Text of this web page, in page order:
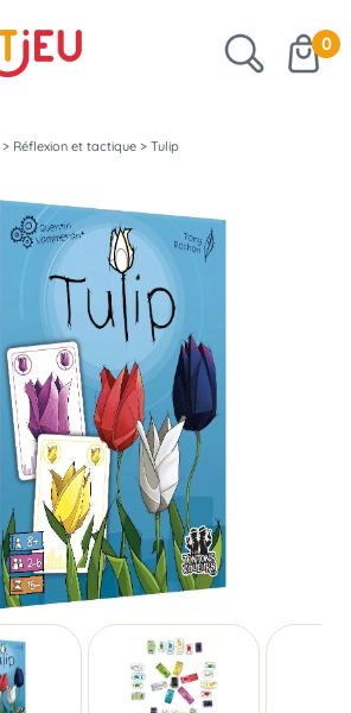
0
> Réflexion et tactique > Tulip